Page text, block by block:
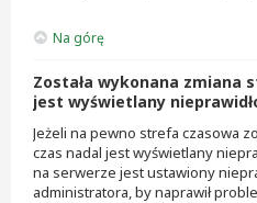
Na górę
Została wykonana zmiana
jest wyświetlany
Jeżeli na pewno strefa czasowa
czas nadal jest wyświetlany
na serwerze jest ustawiony
administratora, by naprawił